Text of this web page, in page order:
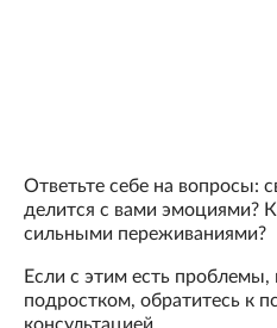
Ответьте себе на вопросы:
делится с вами эмоциями?
сильными переживаниями?
Если с этим есть проблемы,
подростком, обратитесь к